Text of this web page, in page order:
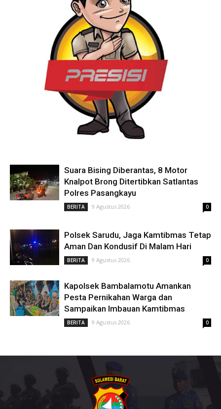
Suara Bising Diberantas, 8 Motor
Knalpot Brong Ditertibkan Satlantas
Polres Pasangkayu
BERITA 9 Agustus 2026 0
Polsek Sarudu, Jaga Kamtibmas Tetap
Aman Dan Kondusif Di Malam Hari
BERITA 9 Agustus 2026 0
Kapolsek Bambalamotu Amankan
Pesta Pernikahan Warga dan
Sampaikan Imbauan Kamtibmas
BERITA 9 Agustus 2026 0